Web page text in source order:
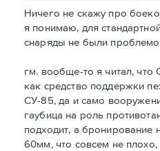
Ничего не скажу про
я понимаю, для
снаряды не были
гм. вообще-то я читал, что
как средство поддержки
СУ-85, да и само
гаубица на роль
подходит, а бронирование
60мм, что совсем не